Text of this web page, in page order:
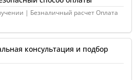
| Безналичный расчет Оплата
консультация и подбор